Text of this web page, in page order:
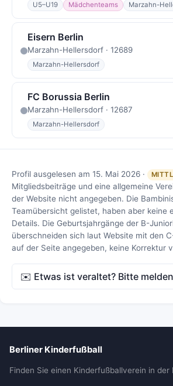
U5–U19 Mädchenteams Marzahn-
Eisern Berlin
Marzahn-Hellersdorf · 12689
Marzahn-Hellersdorf
FC Borussia Berlin
Marzahn-Hellersdorf · 12687
Marzahn-Hellersdorf
Profil ausgelesen am 15. Mai 2026 ·
Mitgliedsbeiträge und eine allgemeine
der Website nicht angegeben. Die
Teamübersicht gelistet, haben aber keine
Details. Die Geburtsjahrgänge der B-
überschneiden sich laut Website mit den
auf der Seite angegeben, keine Korrektur
✉️ Etwas ist veraltet? Bitte melden
Berliner Kinderfußball
Finden Sie einen Kinderfußballverein in der